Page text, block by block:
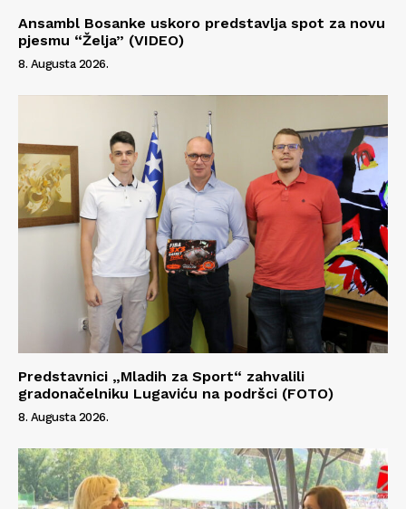
Info
O nama
Impressum
Ansambl Bosanke uskoro predstavlja spot za novu
pjesmu “Želja” (VIDEO)
8. Augusta 2026.
Predstavnici „Mladih za Sport“ zahvalili
gradonačelniku Lugaviću na podršci (FOTO)
8. Augusta 2026.